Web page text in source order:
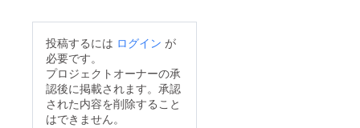
受け入れなど、フェス
を形にするために大切
に使わせていただきま
した。当日受け取れな
円のご支援をいただ
き、終了いたしまし
た。ご支援くださった
39名の皆さま、本当に
投稿するには ログイン が
必要です。
プロジェクトオーナーの承
認後に掲載されます。承認
された内容を削除すること
はできません。